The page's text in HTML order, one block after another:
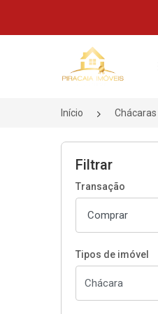
Página inicial
Início
Filtrar
Transação
Tipos de imóvel